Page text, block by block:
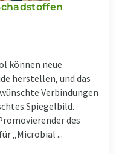
können neue
herstellen, und das
Verbindungen
Spiegelbild.
des
„Microbial ...